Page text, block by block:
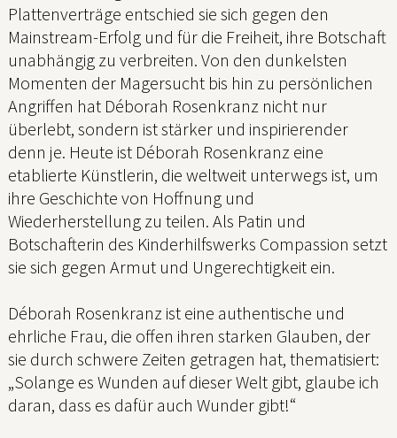
Plattenverträge entschied sie sich gegen den
Mainstream-Erfolg und für die Freiheit, ihre Botschaft
unabhängig zu verbreiten. Von den dunkelsten
Momenten der Magersucht bis hin zu persönlichen
Angriffen hat Déborah Rosenkranz nicht nur
überlebt, sondern ist stärker und inspirierender
denn je. Heute ist Déborah Rosenkranz eine
etablierte Künstlerin, die weltweit unterwegs ist, um
ihre Geschichte von Hoffnung und
Wiederherstellung zu teilen. Als Patin und
Botschafterin des Kinderhilfswerks Compassion setzt
sie sich gegen Armut und Ungerechtigkeit ein.
Déborah Rosenkranz ist eine authentische und
ehrliche Frau, die offen ihren starken Glauben, der
sie durch schwere Zeiten getragen hat, thematisiert:
„Solange es Wunden auf dieser Welt gibt, glaube ich
daran, dass es dafür auch Wunder gibt!“